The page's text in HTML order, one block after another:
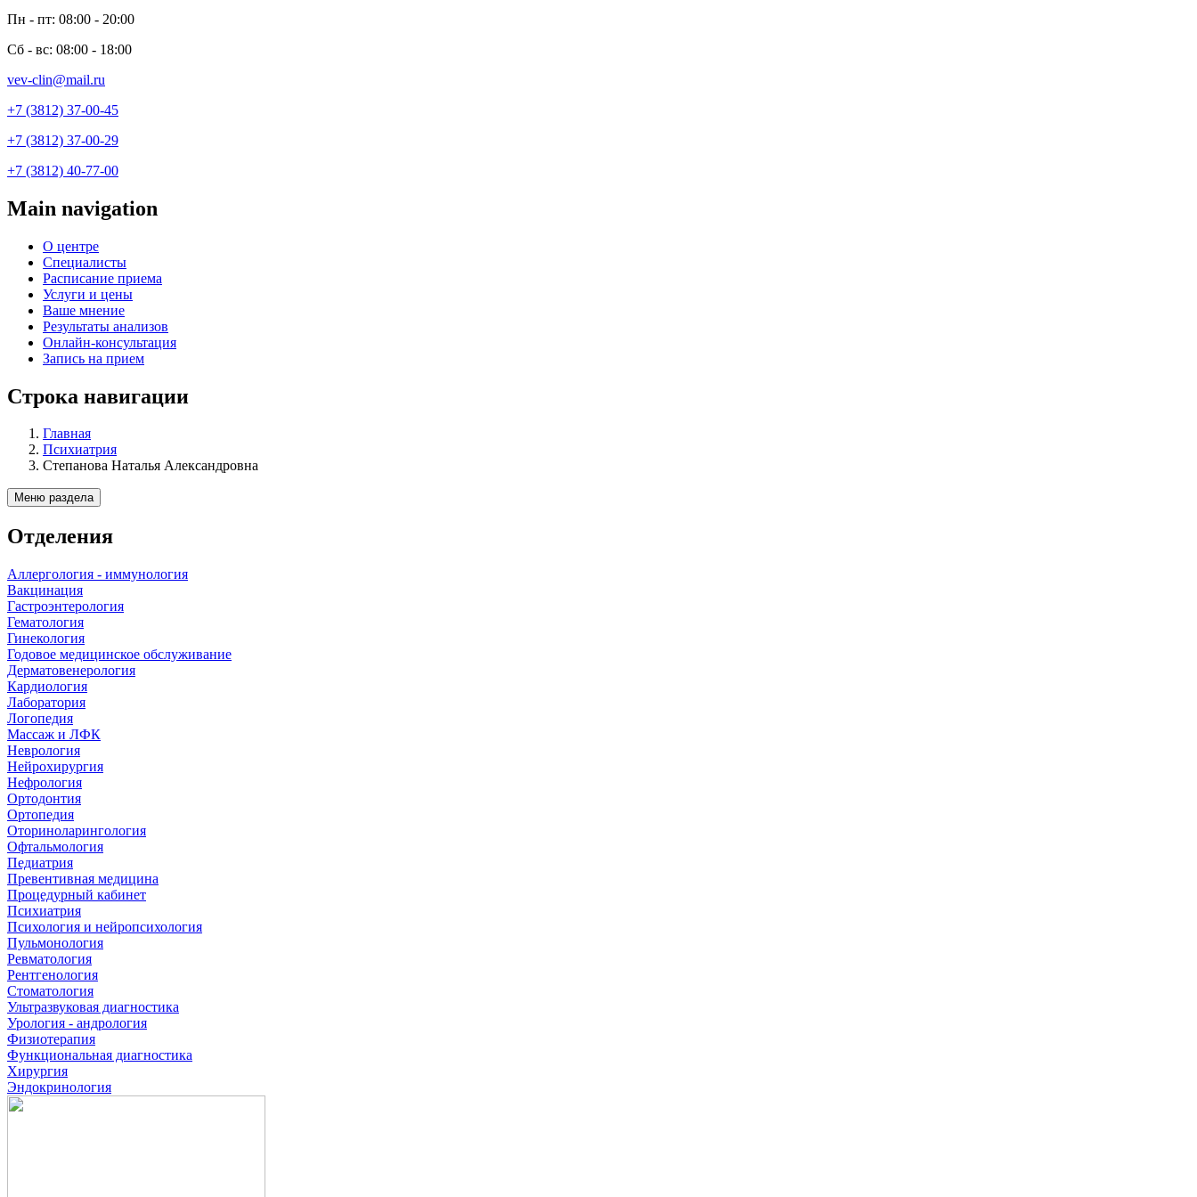
Пн - пт: 08:00 - 20:00
Сб - вс: 08:00 - 18:00
vev-clin@mail.ru
+7 (3812) 37-00-45
+7 (3812) 37-00-29
+7 (3812) 40-77-00
Main navigation
О центре
Специалисты
Расписание приема
Услуги и цены
Ваше мнение
Результаты анализов
Онлайн-консультация
Запись на прием
Строка навигации
Главная
Психиатрия
Степанова Наталья Александровна
Меню раздела
Отделения
Аллергология - иммунология
Вакцинация
Гастроэнтерология
Гематология
Гинекология
Годовое медицинское обслуживание
Дерматовенерология
Кардиология
Лаборатория
Логопедия
Массаж и ЛФК
Неврология
Нейрохирургия
Нефрология
Ортодонтия
Ортопедия
Оториноларингология
Офтальмология
Педиатрия
Превентивная медицина
Процедурный кабинет
Психиатрия
Психология и нейропсихология
Пульмонология
Ревматология
Рентгенология
Стоматология
Ультразвуковая диагностика
Урология - андрология
Физиотерапия
Функциональная диагностика
Хирургия
Эндокринология